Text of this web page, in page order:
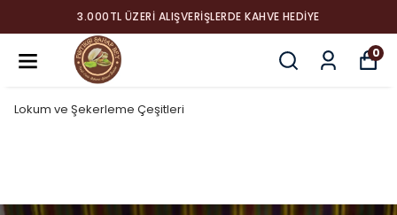
3.000TL ÜZERI ALIŞVERIŞLERDE KAHVE HEDIYE
0
Lokum ve Şekerleme Çeşitleri